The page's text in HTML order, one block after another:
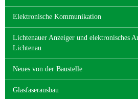
Elektronische Kommunikation
Lichtenauer Anzeiger und elektronisches
Lichtenau
Neues von der Baustelle
Glasfaserausbau